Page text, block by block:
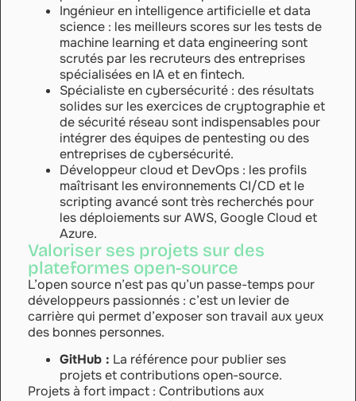
Ingénieur en intelligence artificielle et data
science : les meilleurs scores sur les tests de
machine learning et data engineering sont
scrutés par les recruteurs des entreprises
spécialisées en IA et en fintech.
Spécialiste en cybersécurité : des résultats
solides sur les exercices de cryptographie et
de sécurité réseau sont indispensables pour
intégrer des équipes de pentesting ou des
entreprises de cybersécurité.
Développeur cloud et DevOps : les profils
maîtrisant les environnements CI/CD et le
scripting avancé sont très recherchés pour
les déploiements sur AWS, Google Cloud et
Azure.
Valoriser ses projets sur des
plateformes open-source
L’open source n’est pas qu’un passe-temps pour
développeurs passionnés : c’est un levier de
carrière qui permet d’exposer son travail aux yeux
des bonnes personnes.
GitHub : La référence pour publier ses
projets et contributions open-source.
Projets à fort impact : Contributions aux